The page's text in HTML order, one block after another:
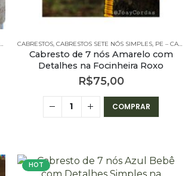
,PE – CABRESTOS - 7 NÓS SIMPLES
CABRESTOS CABRESTOS SETE NÓS SIMPLES PE – CABRESTOS
Cabresto de 7 nós Amarelo com
Detalhes na Focinheira Roxo
R$75,00
COMPRAR
HOT